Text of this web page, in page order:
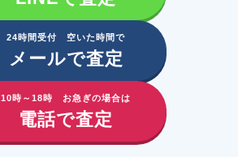
24時間受付 空いた時間で
メールで査定
10時～18時 お急ぎの場合は
電話で査定